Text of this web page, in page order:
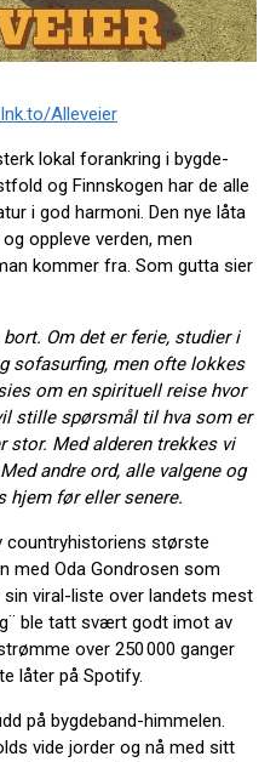
Alleveier
lokal forankring i bygde-
og Finnskogen har de alle
i god harmoni. Den nye låta
oppleve verden, men
kommer fra. Som gutta sier
Om det er ferie, studier i
sofasurfing, men ofte lokkes
om en spirituell reise hvor
stille spørsmål til hva som er
stor. Med alderen trekkes vi
andre ord, alle valgene og
hjem før eller senere.
countryhistoriens største
med Oda Gondrosen som
viral-liste over landets mest
ble tatt svært godt imot av
over 250 000 ganger
låter på Spotify.
på bygdeband-himmelen.
vide jorder og nå med sitt